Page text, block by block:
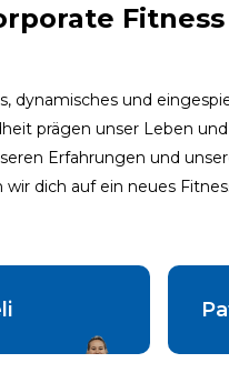
Fitness
dynamisches und
prägen unser Leben
Erfahrungen und
dich auf ein neues